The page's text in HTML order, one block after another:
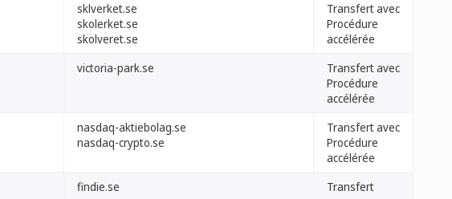
sklverket.se
skolerket.se
skolveret.se
Transfert avec
Procédure
accélérée
victoria-park.se
Transfert avec
Procédure
accélérée
nasdaq-aktiebolag.se
nasdaq-crypto.se
Transfert avec
Procédure
accélérée
findie.se
Transfert